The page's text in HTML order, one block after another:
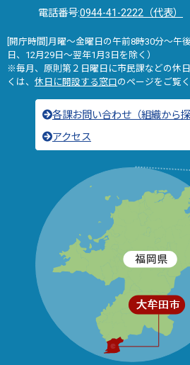
電話番号:0944-41-2222（代表）
[開庁時間]月曜～金曜日の午前8時30分～午
日、12月29日～翌年1月3日を除く）
※毎月、原則第２日曜日に市民課などの休
くは、 休日に開設する窓口のページをご覧く
各課お問い合わせ（組織から探
アクセス